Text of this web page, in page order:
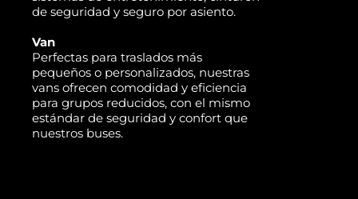
de seguridad y seguro por asiento.
Van
Perfectas para traslados más
pequeños o personalizados, nuestras
vans ofrecen comodidad y eficiencia
para grupos reducidos, con el mismo
estándar de seguridad y confort que
nuestros buses.